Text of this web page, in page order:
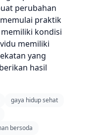
perubahan
praktik
kondisi
memiliki
yang
hasil
gaya hidup sehat
bersoda